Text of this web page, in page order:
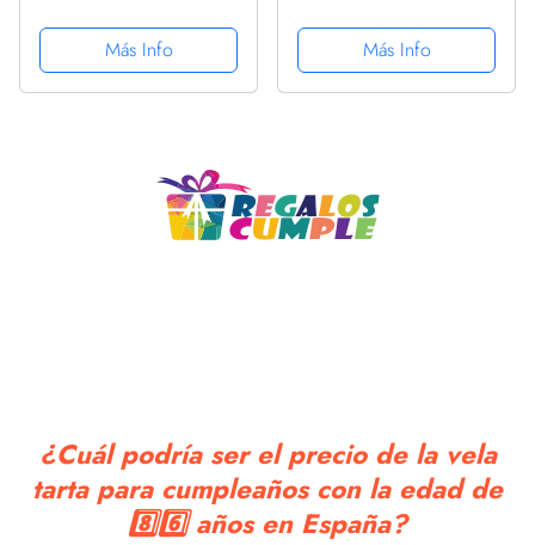
Número de Velas
Número de Velas Vela 0-
9 Topper Pastel de Brillo
Más Info
(55876) , color/modelo
surtido
Más Info
¿Cuál podría ser el precio de la vela
tarta para cumpleaños con la edad de
8️⃣6️⃣ años en España?